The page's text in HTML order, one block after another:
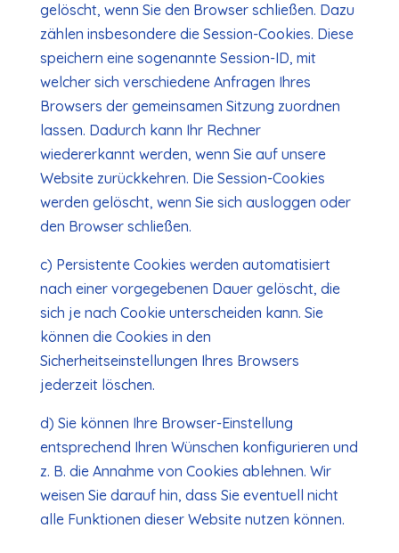
gelöscht, wenn Sie den Browser schließen. Dazu
zählen insbesondere die Session-Cookies. Diese
speichern eine sogenannte Session-ID, mit
welcher sich verschiedene Anfragen Ihres
Browsers der gemeinsamen Sitzung zuordnen
lassen. Dadurch kann Ihr Rechner
wiedererkannt werden, wenn Sie auf unsere
Website zurückkehren. Die Session-Cookies
werden gelöscht, wenn Sie sich ausloggen oder
den Browser schließen.
c) Persistente Cookies werden automatisiert
nach einer vorgegebenen Dauer gelöscht, die
sich je nach Cookie unterscheiden kann. Sie
können die Cookies in den
Sicherheitseinstellungen Ihres Browsers
jederzeit löschen.
d) Sie können Ihre Browser-Einstellung
entsprechend Ihren Wünschen konfigurieren und
z. B. die Annahme von Cookies ablehnen. Wir
weisen Sie darauf hin, dass Sie eventuell nicht
alle Funktionen dieser Website nutzen können.